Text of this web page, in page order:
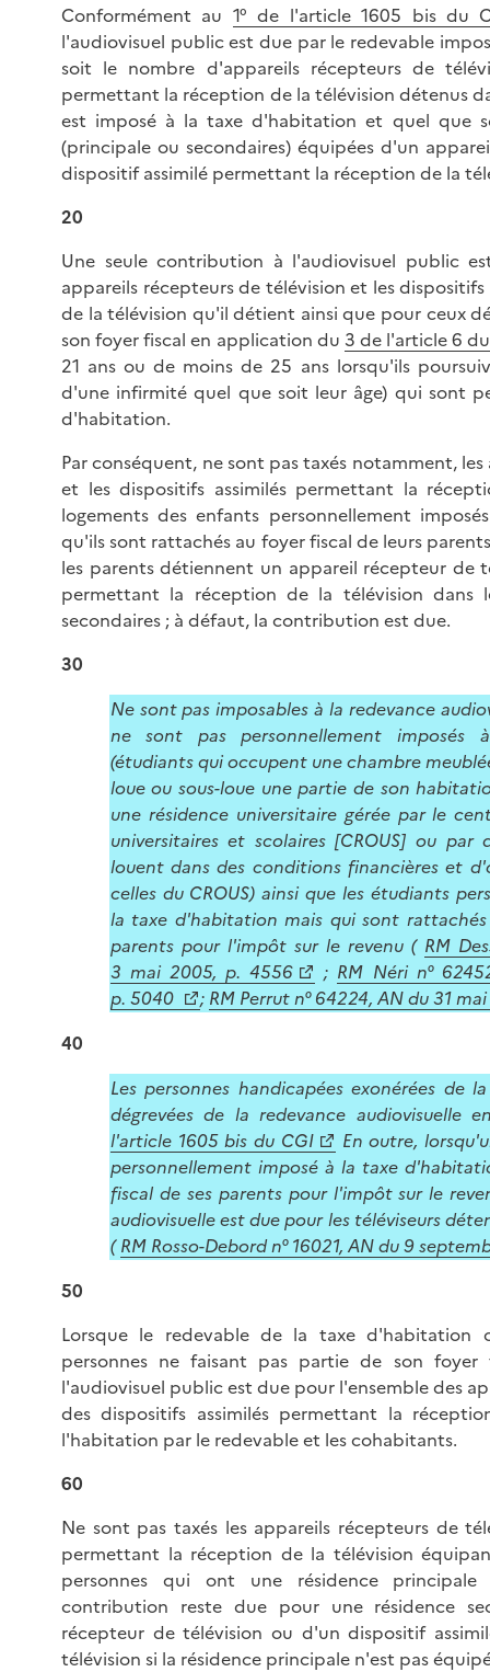
Conformément au 1° de l'article 1605 bis du
l'audiovisuel public est due par le redevable
soit le nombre d'appareils récepteurs de
permettant la réception de la télévision détenus
est imposé à la taxe d'habitation et quel que
(principale ou secondaires) équipées d'un
dispositif assimilé permettant la réception de la
20
Une seule contribution à l'audiovisuel public
appareils récepteurs de télévision et les
de la télévision qu'il détient ainsi que pour ceux
son foyer fiscal en application du 3 de l'article 6
21 ans ou de moins de 25 ans lorsqu'ils
d'une infirmité quel que soit leur âge) qui sont
d'habitation.
Par conséquent, ne sont pas taxés notamment,
et les dispositifs assimilés permettant la
logements des enfants personnellement
qu'ils sont rattachés au foyer fiscal de leurs
les parents détiennent un appareil récepteur de
permettant la réception de la télévision dans
secondaires ; à défaut, la contribution est due.
30
Ne sont pas imposables à la redevance
ne sont pas personnellement imposés
(étudiants qui occupent une chambre
loue ou sous-loue une partie de son
une résidence universitaire gérée par le
universitaires et scolaires [CROUS] ou par
louent dans des conditions financières et
celles du CROUS) ainsi que les étudiants
la taxe d'habitation mais qui sont
parents pour l'impôt sur le revenu ( RM
3 mai 2005, p. 4556
; RM Néri n°
p. 5040
; RM Perrut n° 64224, AN du 31
40
Les personnes handicapées exonérées de
dégrevées de la redevance audiovisuelle
l'article 1605 bis du CGI
En outre,
personnellement imposé à la taxe
fiscal de ses parents pour l'impôt sur le
audiovisuelle est due pour les téléviseurs
(RM Rosso-Debord n° 16021, AN du 9
50
Lorsque le redevable de la taxe d'habitation
personnes ne faisant pas partie de son
l'audiovisuel public est due pour l'ensemble des
des dispositifs assimilés permettant la
l'habitation par le redevable et les cohabitants.
60
Ne sont pas taxés les appareils récepteurs de
permettant la réception de la télévision
personnes qui ont une résidence
contribution reste due pour une résidence
récepteur de télévision ou d'un dispositif
télévision si la résidence principale n'est pas